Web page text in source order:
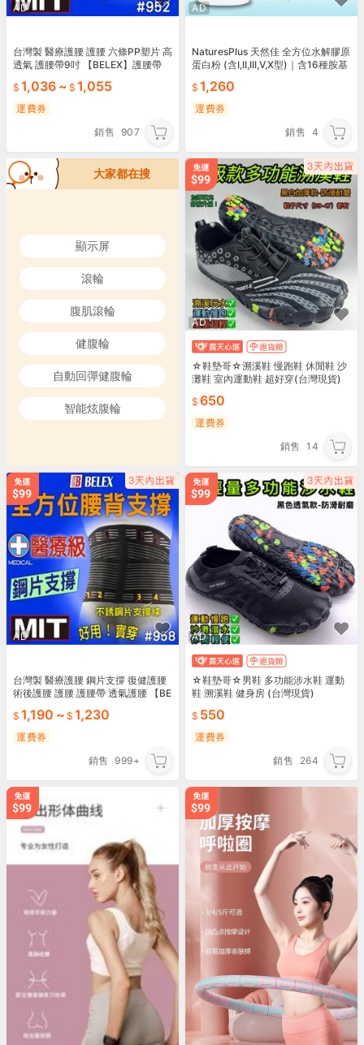
AD
台灣製 醫療護腰 護腰 六條PP塑片 高
透氣 護腰帶9吋 【BELEX】護腰帶
站 1,036 ~ 1,055
運費券
銷售
907
AD
NaturesPlus 天然佳 全方位水解膠原
蛋白粉 (含I,II,III,V,X型)｜含16種胺基
1,260
運費券
銷售 4
大家都在搜
顯示屏
滾輪
腹肌滾輪
健腹輪
自動回彈健腹輪
智能炫腹輪
AD
☆鞋墊哥☆溯溪鞋 慢跑鞋 休閒鞋 沙
灘鞋 室內運動鞋 超好穿(台灣現貨)
650
運費券
銷售 14
AD
台灣製 醫療護腰 鋼片支撐 復健護腰
術後護腰 護腰 護腰帶 透氣護腰 【BE
1,190 ~ 1,230
運費券
銷售
999+
AD
☆鞋墊哥☆男鞋 多功能涉水鞋 運動
鞋 溯溪鞋 健身房 (台灣現貨)
550
運費券
銷售
264